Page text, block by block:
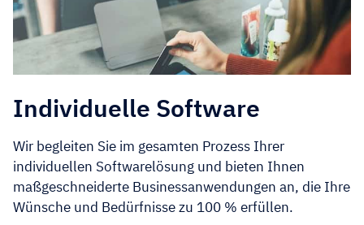
Individuelle Software
Wir begleiten Sie im gesamten Prozess Ihrer
individuellen Softwarelösung und bieten Ihnen
maßgeschneiderte Businessanwendungen an, die Ihre
Wünsche und Bedürfnisse zu 100 % erfüllen.